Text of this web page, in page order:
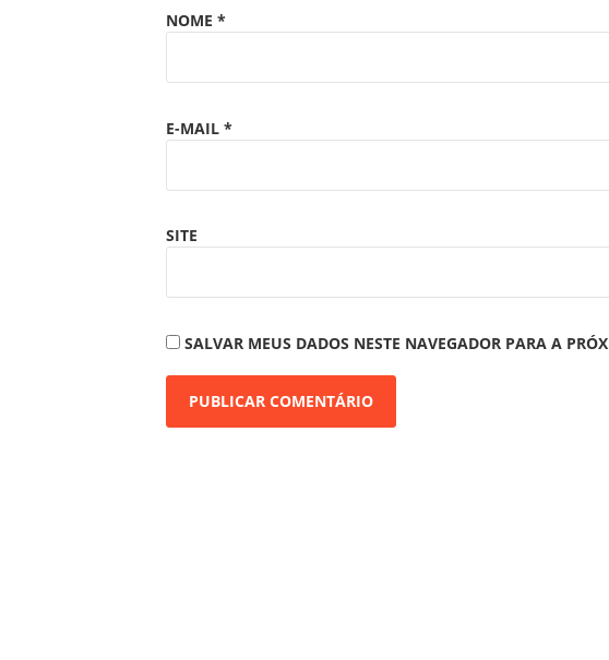
NOME *
E-MAIL *
SITE
SALVAR MEUS DADOS NESTE NAVEGADOR PARA A